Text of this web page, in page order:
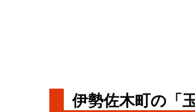
伊勢佐木町の「